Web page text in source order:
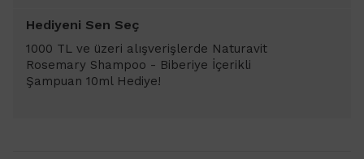
Hediyeni Sen Seç
1000 TL ve üzeri alışverişlerde Naturavit
Rosemary Shampoo - Biberiye İçerikli
Şampuan 10ml Hediye!